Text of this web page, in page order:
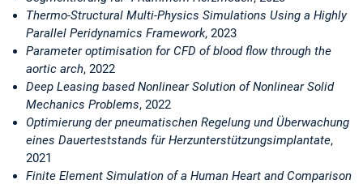
Thermo-Structural Multi-Physics Simulations Using a Highly
Parallel Peridynamics Framework, 2023
Parameter optimisation for CFD of blood flow through the
aortic arch, 2022
Deep Leasing based Nonlinear Solution of Nonlinear Solid
Mechanics Problems, 2022
Optimierung der pneumatischen Regelung und Überwachung
eines Dauerteststands für Herzunterstützungsimplantate,
2021
Finite Element Simulation of a Human Heart and Comparison